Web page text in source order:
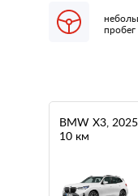
пробег
BMW X3,
10 км